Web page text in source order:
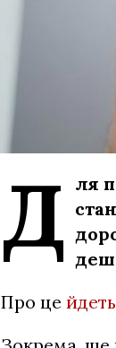
Д ля
Про це